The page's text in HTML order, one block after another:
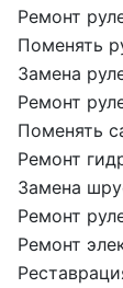
Ремонт
Поменять
Замена
Ремонт
Поменять
Ремонт
Замена
Ремонт
Ремонт